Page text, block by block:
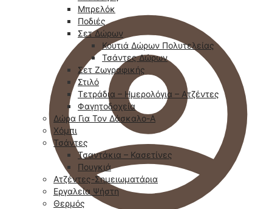
Μπρελόκ
Ποδιές
Σετ Δώρων
Κουτιά Δώρων Πολυτελείας
Τσάντες Δώρων
Σετ Ζωγραφικής
Στιλό
Τετράδια – Ημερολόγια – Ατζέντες
Φαγητοδοχεία
Δώρα Για Τον Δάσκαλο-Α
Χόμπι
Τσάντες
Τσαντάκια – Κασετίνες
Πουγκιά
Ατζέντες-Σημειωματάρια
Εργαλεία Ψήστη
Θερμός